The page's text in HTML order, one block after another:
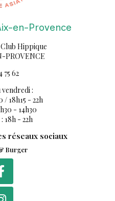
Club Hippique
vendredi :
/ 18h15 - 22h
- 14h30
réseaux sociaux
Burger